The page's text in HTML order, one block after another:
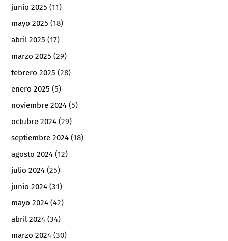
junio 2025 (11)
mayo 2025 (18)
abril 2025 (17)
marzo 2025 (29)
febrero 2025 (28)
enero 2025 (5)
noviembre 2024 (5)
octubre 2024 (29)
septiembre 2024 (18)
agosto 2024 (12)
julio 2024 (25)
junio 2024 (31)
mayo 2024 (42)
abril 2024 (34)
marzo 2024 (30)